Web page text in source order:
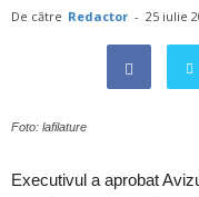
De către Redactor - 25 iulie
Foto: lafilature
Executivul a aprobat